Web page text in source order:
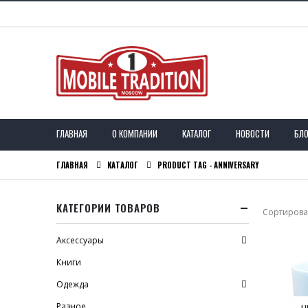
ГЛАВНАЯ О КОМПАНИИ КАТАЛОГ НОВОСТИ
ГЛАВНАЯ КАТАЛОГ PRODUCT TAG -ANNIVERSARY
КАТЕГОРИИ ТОВАРОВ
Аксессуары
Книги
Одежда